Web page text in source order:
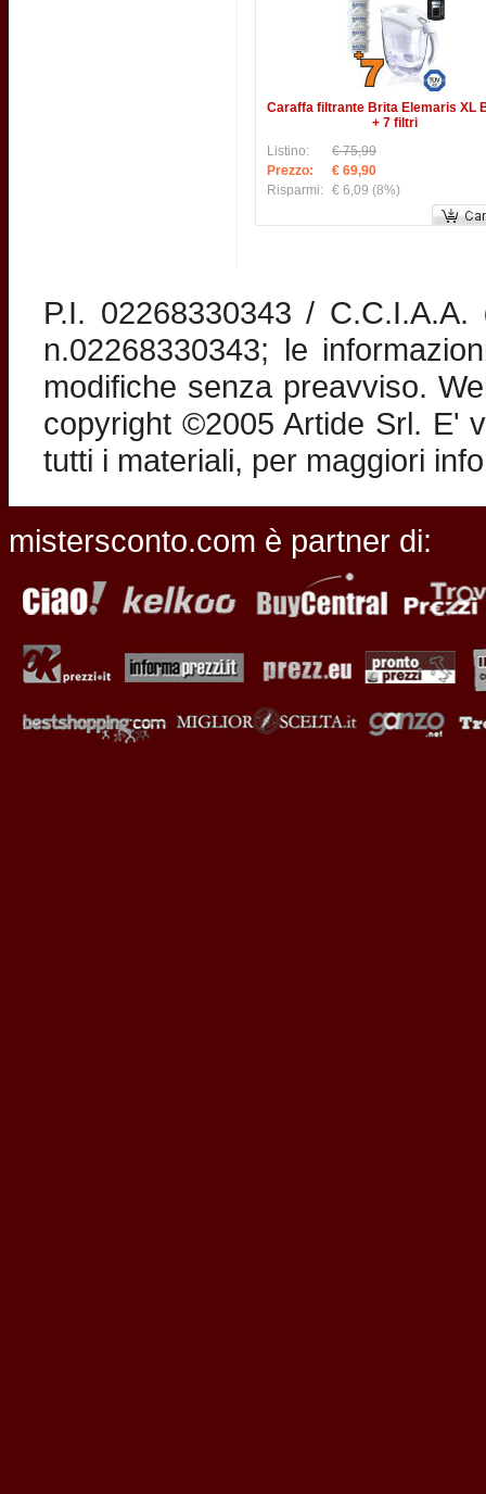
Caraffa filtrante Brita Elemaris XL
+ 7 filtri
Listino:
€ 75,99
Prezzo:
€ 69,90
Risparmi: € 6,09 (8%)
P.I. 02268330343 /
n.02268330343; le
modifiche senza preavviso.
copyright ©2005 Artide Srl. E'
tutti i materiali, per maggiori
mistersconto.com è partner di: